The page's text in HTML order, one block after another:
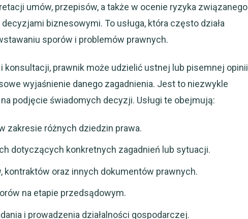
umów, przepisów, a także w ocenie ryzyka związanego
biznesowymi. To usługa, która często działa
sporów i problemów prawnych.
konsultacji, prawnik może udzielić ustnej lub pisemnej opinii
wyjaśnienie danego zagadnienia. Jest to niezwykle
podjęcie świadomych decyzji. Usługi te obejmują:
zakresie różnych dziedzin prawa.
dotyczących konkretnych zagadnień lub sytuacji.
kontraktów oraz innych dokumentów prawnych.
na etapie przedsądowym.
i prowadzenia działalności gospodarczej.